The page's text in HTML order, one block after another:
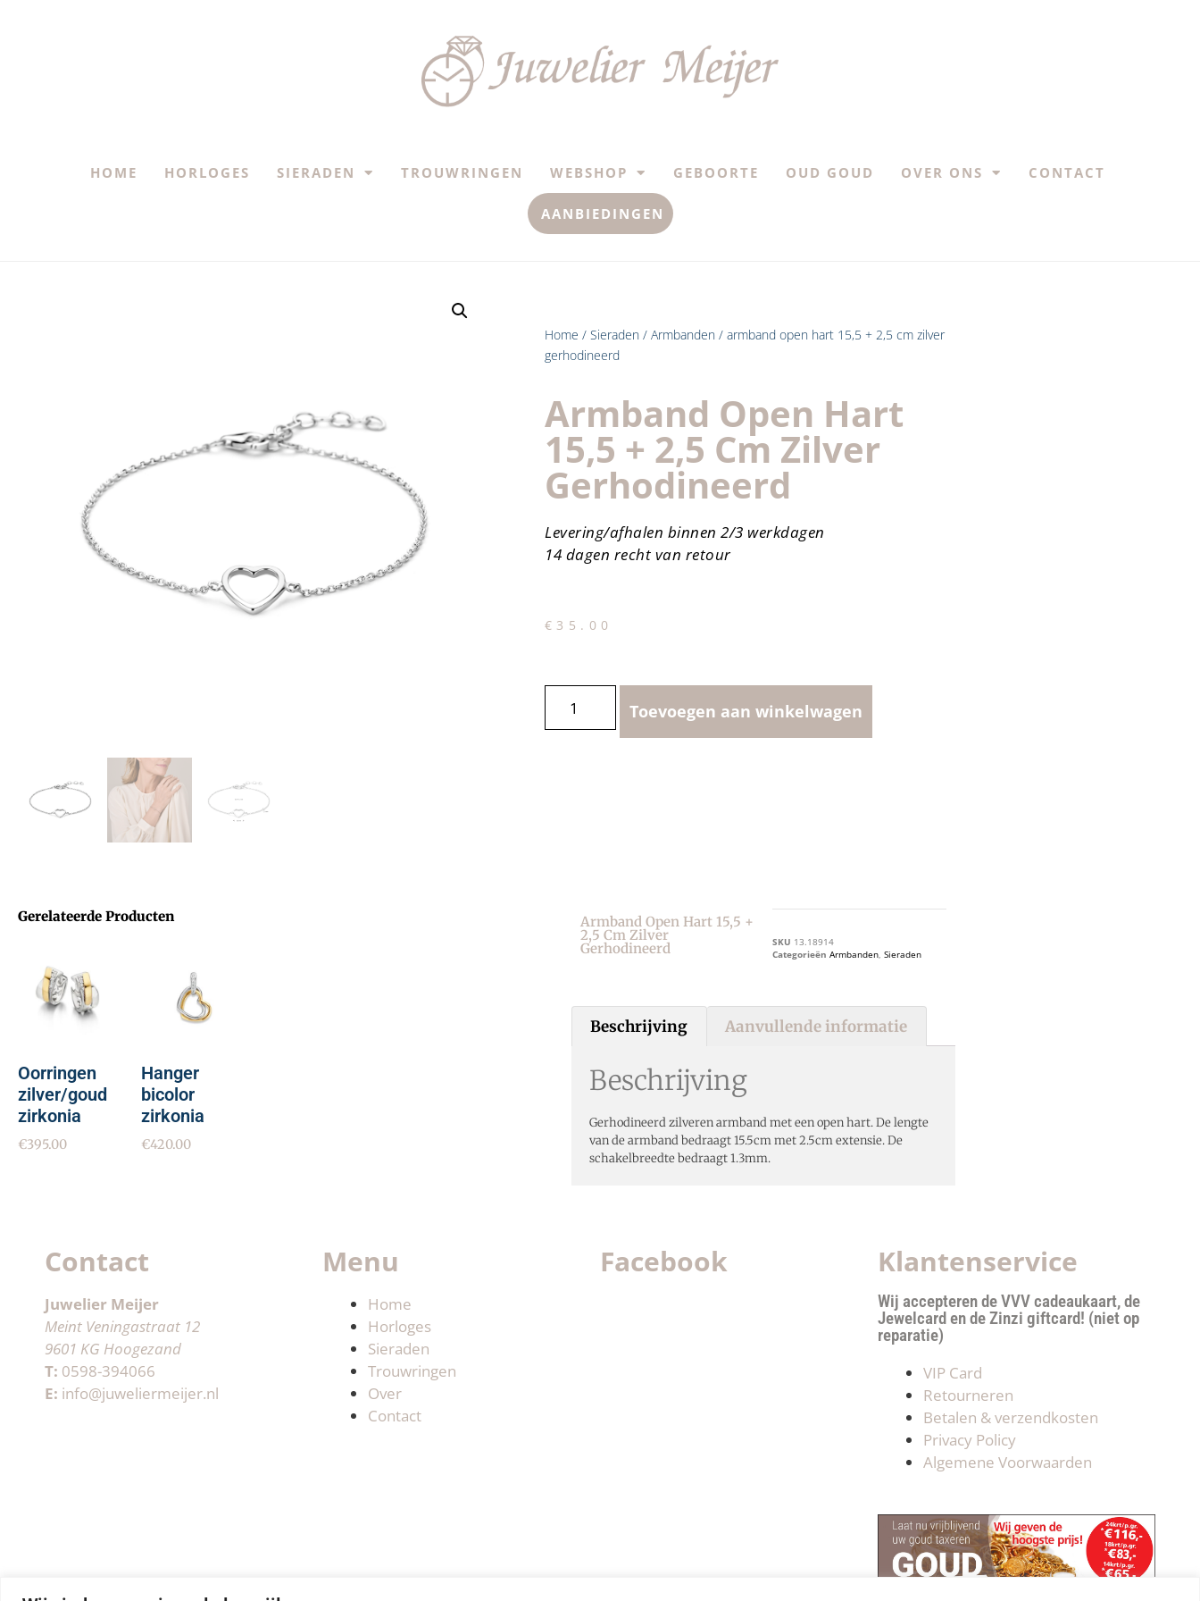
HOME HORLOGES SIERADEN TROUWRINGEN WEBSHOP GEBOORTE OUD GOUD OVER ONS CONTACT
AANBIEDINGEN
Home / Sieraden / Armbanden / armband open hart 15,5 + 2,5 cm zilver
gerhodineerd
Armband Open Hart
15,5 + 2,5 Cm Zilver
Gerhodineerd
Levering/afhalen binnen 2/3 werkdagen
14 dagen recht van retour
€ 35.00
Toevoegen aan winkelwagen
Gerelateerde Producten
Oorringen
zilver/goud
zirkonia
€395.00
Hanger
bicolor
zirkonia
€420.00
Armband Open Hart 15,5 +
2,5 Cm Zilver
Gerhodineerd SKU 13.18914
Categorieën Armbanden, Sieraden
Beschrijving Aanvullende informatie
Beschrijving
Gerhodineerd zilveren armband met een open hart. De lengte
van de armband bedraagt 15.5cm met 2.5cm extensie. De
schakelbreedte bedraagt 1.3mm.
Contact
Juwelier Meijer
Meint Veningastraat 12
9601 KG Hoogezand
T: 0598-394066
E: info@juweliermeijer.nl
Menu
Home
Horloges
Sieraden
Trouwringen
Over
Contact
Facebook Klantenservice
Wij accepteren de VVV cadeaukaart, de
Jewelcard en de Zinzi giftcard! (niet op
reparatie)
VIP Card
Retourneren
Betalen & verzendkosten
Privacy Policy
Algemene Voorwaarden